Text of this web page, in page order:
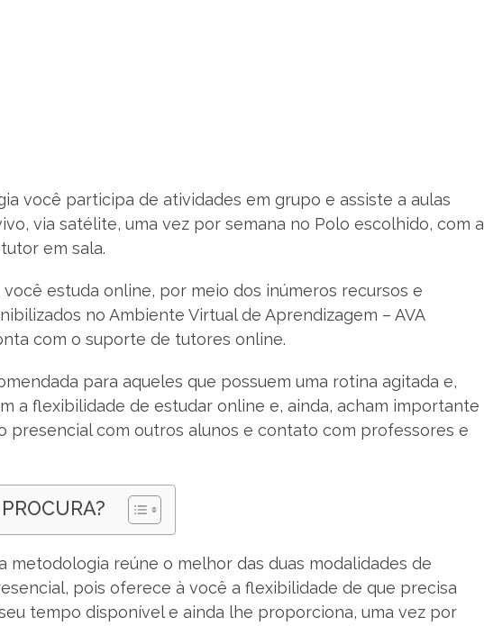
você participa de atividades em grupo e assiste a aulas
via satélite, uma vez por semana no Polo escolhido, com a
em sala.
você estuda online, por meio dos inúmeros recursos e
no Ambiente Virtual de Aprendizagem – AVA
com o suporte de tutores online.
para aqueles que possuem uma rotina agitada e,
a flexibilidade de estudar online e, ainda, acham importante
presencial com outros alunos e contato com professores e
metodologia reúne o melhor das duas modalidades de
pois oferece à você a flexibilidade de que precisa
tempo disponível e ainda lhe proporciona, uma vez por